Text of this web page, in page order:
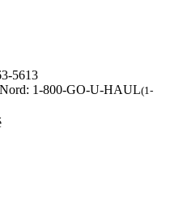
5613
1-800-GO-U-HAUL(1-